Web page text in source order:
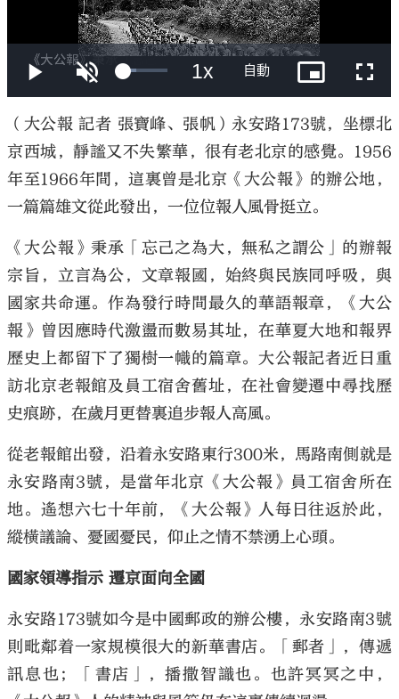
（大公報 記者 張寶峰、張帆）永安路173號，坐標北
京西城，靜謐又不失繁華，很有老北京的感覺。1956
年至1966年間，這裏曾是北京《大公報》的辦公地，
一篇篇雄文從此發出，一位位報人風骨挺立。
《大公報》秉承「忘己之為大，無私之謂公」的辦報
宗旨，立言為公，文章報國，始終與民族同呼吸，與
國家共命運。作為發行時間最久的華語報章，《大公
報》曾因應時代激盪而數易其址，在華夏大地和報界
歷史上都留下了獨樹一幟的篇章。大公報記者近日重
訪北京老報館及員工宿舍舊址，在社會變遷中尋找歷
史痕跡，在歲月更替裏追步報人高風。
從老報館出發，沿着永安路東行300米，馬路南側就是
永安路南3號，是當年北京《大公報》員工宿舍所在
地。遙想六七十年前，《大公報》人每日往返於此，
縱橫議論、憂國憂民，仰止之情不禁湧上心頭。
國家領導指示 遷京面向全國
永安路173號如今是中國郵政的辦公樓，永安路南3號
則毗鄰着一家規模很大的新華書店。「郵者」，傳遞
訊息也；「書店」，播撒智識也。也許冥冥之中，